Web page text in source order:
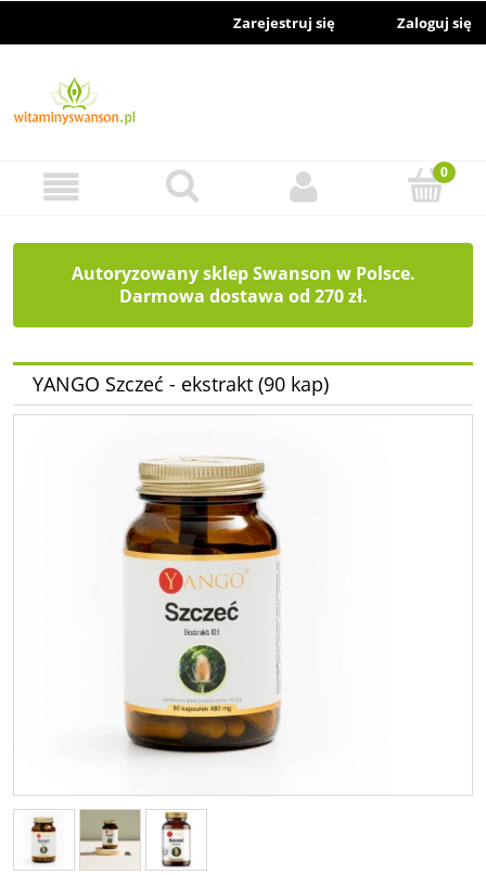
Zarejestruj się Zaloguj się
Autoryzowany sklep Swanson w Polsce.
Darmowa dostawa od 270 zł.
YANGO Szczeć - ekstrakt (90 kap)